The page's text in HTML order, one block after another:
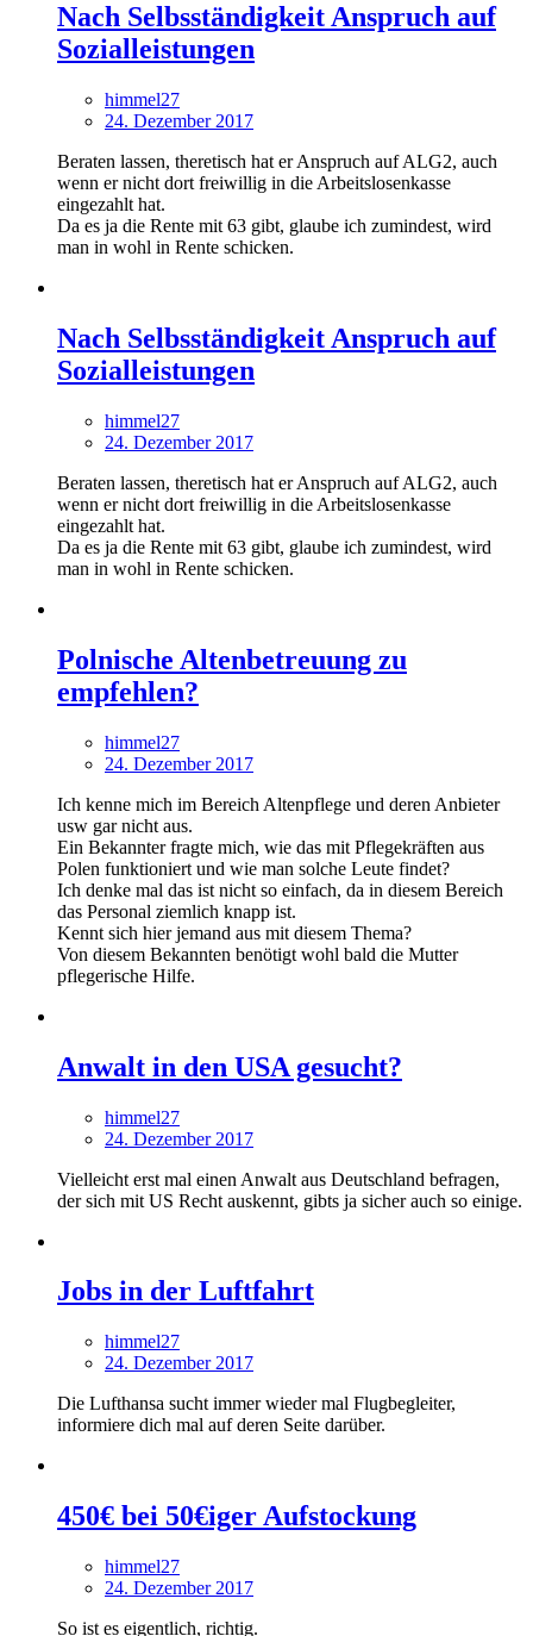
Nach Selbsständigkeit Anspruch auf
Sozialleistungen
himmel27
24. Dezember 2017
Beraten lassen, theretisch hat er Anspruch auf ALG2, auch
wenn er nicht dort freiwillig in die Arbeitslosenkasse
eingezahlt hat.
Da es ja die Rente mit 63 gibt, glaube ich zumindest, wird
man in wohl in Rente schicken.
Nach Selbsständigkeit Anspruch auf
Sozialleistungen
himmel27
24. Dezember 2017
Beraten lassen, theretisch hat er Anspruch auf ALG2, auch
wenn er nicht dort freiwillig in die Arbeitslosenkasse
eingezahlt hat.
Da es ja die Rente mit 63 gibt, glaube ich zumindest, wird
man in wohl in Rente schicken.
Polnische Altenbetreuung zu
empfehlen?
himmel27
24. Dezember 2017
Ich kenne mich im Bereich Altenpflege und deren Anbieter
usw gar nicht aus.
Ein Bekannter fragte mich, wie das mit Pflegekräften aus
Polen funktioniert und wie man solche Leute findet?
Ich denke mal das ist nicht so einfach, da in diesem Bereich
das Personal ziemlich knapp ist.
Kennt sich hier jemand aus mit diesem Thema?
Von diesem Bekannten benötigt wohl bald die Mutter
pflegerische Hilfe.
Anwalt in den USA gesucht?
himmel27
24. Dezember 2017
Vielleicht erst mal einen Anwalt aus Deutschland befragen,
der sich mit US Recht auskennt, gibts ja sicher auch so einige.
Jobs in der Luftfahrt
himmel27
24. Dezember 2017
Die Lufthansa sucht immer wieder mal Flugbegleiter,
informiere dich mal auf deren Seite darüber.
450€ bei 50€iger Aufstockung
himmel27
24. Dezember 2017
So ist es eigentlich, richtig.